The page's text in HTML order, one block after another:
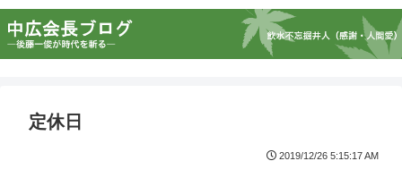
定休日
2019/12/26 5:15:17 AM